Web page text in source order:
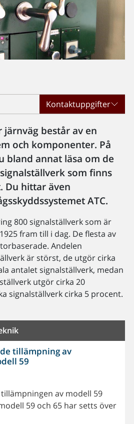
Kontaktuppgifter
består av en
och komponenter. På
bland annat läsa om de
som finns
Du hittar även
ATC.
800 signalställverk som är
fram till i dag. De flesta av
Andelen
är störst, de utgör cirka
antalet signalställverk, medan
utgör cirka 20
signalställverk cirka 5 procent.
tillämpning av
59
av modell 59
59 och 65 har setts över